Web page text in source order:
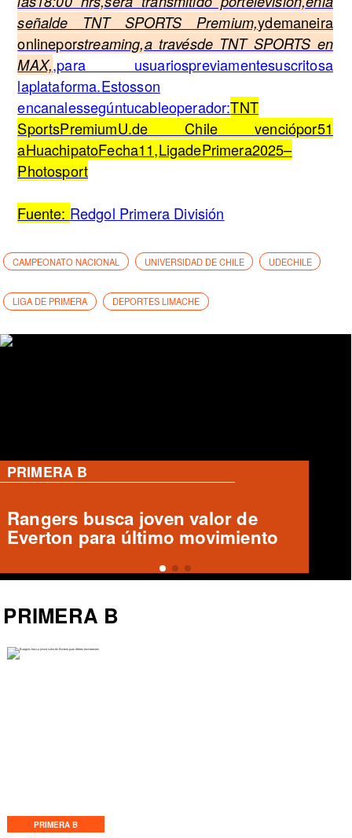
señalde TNT SPORTS Premium,ydemaneira
onlineporstreaming,a travésde TNT SPORTS en
MAX,,para usuariospreviamentesuscritosa
laplataforma.Estosson
encanalessegúntucableoperador:TNT
SportsPremiumU.de Chile venciópor51
aHuachipatoFecha11,LigadePrimera2025–
Photosport
Fuente: Redgol Primera División
CAMPEONATO NACIONAL UNIVERSIDAD DE CHILE UDECHILE
LIGA DE PRIMERA DEPORTES LIMACHE
PRIMERA B
PRIMERA B
Deportes Temuco confirma salida
de Arturo Sanhueza
PRIMERA B